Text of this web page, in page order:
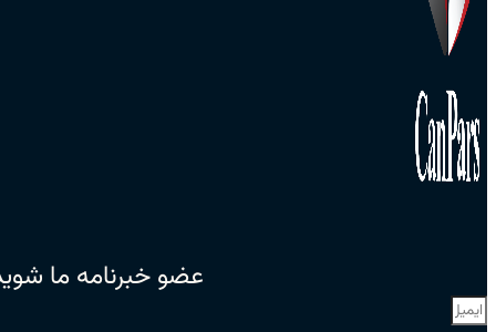
عضو خبرنامه ما شوید